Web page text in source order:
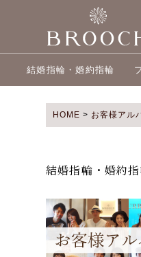
結婚指輪・婚約指輪
HOME > お客様アル
結婚指輪・婚約